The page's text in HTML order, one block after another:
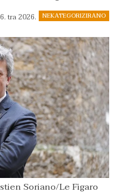
NEKATEGORIZIRANO
tra 2026.
Soriano/Le Figaro